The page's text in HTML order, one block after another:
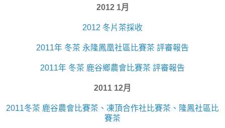
2012 1月
2012 冬片茶採收
2011年 冬茶 永隆鳳凰社區比賽茶 評審報告
2011年 冬茶 鹿谷鄉農會比賽茶 評審報告
2011 12月
2011冬茶 鹿谷農會比賽茶、凍頂合作社比賽茶、隆鳳社區比
賽茶